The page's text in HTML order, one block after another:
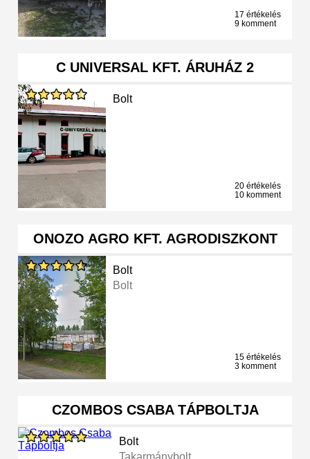
17 értékelés
9 komment
C UNIVERSAL KFT. ÁRUHÁZ 2
Bolt
20 értékelés
10 komment
ONOZO AGRO KFT. AGRODISZKONT
Bolt
Bolt
15 értékelés
3 komment
CZOMBOS CSABA TÁPBOLTJA
Bolt